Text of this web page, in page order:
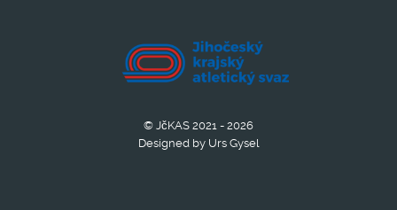
© JčKAS 2021 - 2026
Designed by Urs Gysel